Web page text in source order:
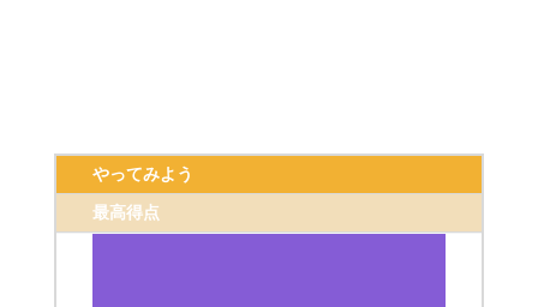
やってみよう
最高得点